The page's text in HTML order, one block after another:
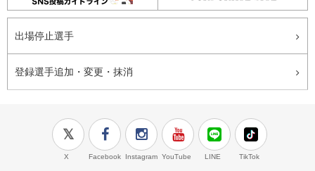
出場停止選手
登録選手追加・変更・抹消
X Facebook Instagram YouTube LINE TikTok